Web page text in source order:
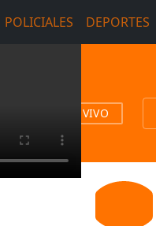
POLICIALES DEPORTES
EN VIVO